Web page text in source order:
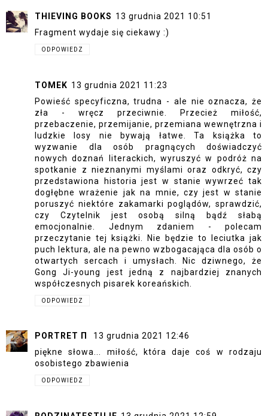
THIEVING BOOKS 13 grudnia 2021 10:51
Fragment wydaje się ciekawy :)
ODPOWIEDZ
TOMEK 13 grudnia 2021 11:23
Powieść specyficzna, trudna - ale nie oznacza, że
zła - wręcz przeciwnie. Przecież miłość,
przebaczenie, przemijanie, przemiana wewnętrzna i
ludzkie losy nie bywają łatwe. Ta książka to
wyzwanie dla osób pragnących doświadczyć
nowych doznań literackich, wyruszyć w podróż na
spotkanie z nieznanymi myślami oraz odkryć, czy
przedstawiona historia jest w stanie wywrzeć tak
dogłębne wrażenie jak na mnie, czy jest w stanie
poruszyć niektóre zakamarki poglądów, sprawdzić,
czy Czytelnik jest osobą silną bądź słabą
emocjonalnie. Jednym zdaniem - polecam
przeczytanie tej książki. Nie będzie to leciutka jak
puch lektura, ale na pewno wzbogacająca dla osób o
otwartych sercach i umysłach. Nic dziwnego, że
Gong Ji-young jest jedną z najbardziej znanych
współczesnych pisarek koreańskich.
ODPOWIEDZ
PORTRET Π
13 grudnia 2021 12:46
piękne słowa... miłość, która daje coś w rodzaju
osobistego zbawienia
ODPOWIEDZ